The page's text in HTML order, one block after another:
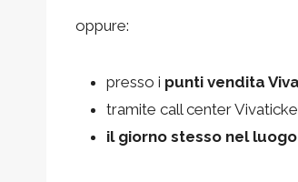
oppure:
presso i punti vendita
tramite call center
il giorno stesso nel